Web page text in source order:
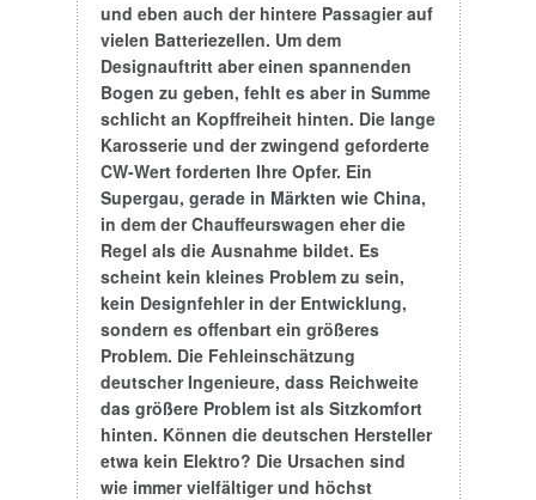
und eben auch der hintere Passagier auf
vielen Batteriezellen. Um dem
Designauftritt aber einen spannenden
Bogen zu geben, fehlt es aber in Summe
schlicht an Kopffreiheit hinten. Die lange
Karosserie und der zwingend geforderte
CW-Wert forderten Ihre Opfer. Ein
Supergau, gerade in Märkten wie China,
in dem der Chauffeurswagen eher die
Regel als die Ausnahme bildet. Es
scheint kein kleines Problem zu sein,
kein Designfehler in der Entwicklung,
sondern es offenbart ein größeres
Problem. Die Fehleinschätzung
deutscher Ingenieure, dass Reichweite
das größere Problem ist als Sitzkomfort
hinten. Können die deutschen Hersteller
etwa kein Elektro? Die Ursachen sind
wie immer vielfältiger und höchst